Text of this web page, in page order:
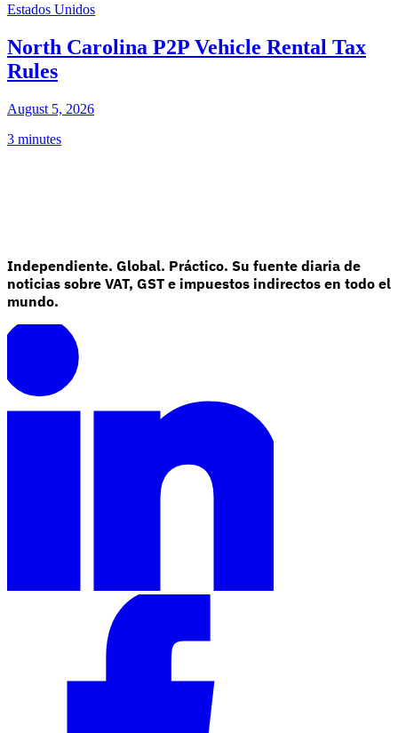
Estados Unidos
North Carolina P2P Vehicle Rental Tax
Rules
August 5, 2026
3 minutes
Independiente. Global. Práctico. Su fuente diaria de
noticias sobre VAT, GST e impuestos indirectos en todo el
mundo.